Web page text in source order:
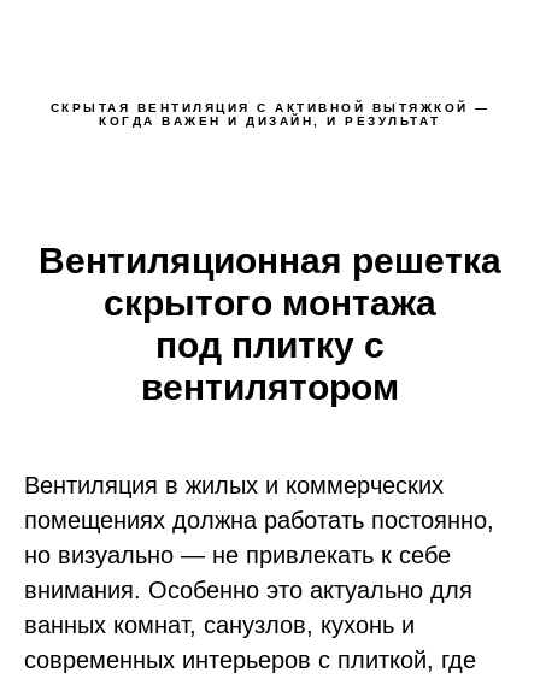
СКРЫТАЯ ВЕНТИЛЯЦИЯ С АКТИВНОЙ ВЫТЯЖКОЙ —
КОГДА ВАЖЕН И ДИЗАЙН, И РЕЗУЛЬТАТ
Вентиляционная решетка
скрытого монтажа
под плитку с
вентилятором
Вентиляция в жилых и коммерческих
помещениях должна работать постоянно,
но визуально — не привлекать к себе
внимания. Особенно это актуально для
ванных комнат, санузлов, кухонь и
современных интерьеров с плиткой, где